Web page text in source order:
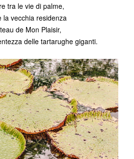
tra le vie di palme,
la vecchia residenza
de Mon Plaisir,
delle tartarughe giganti.